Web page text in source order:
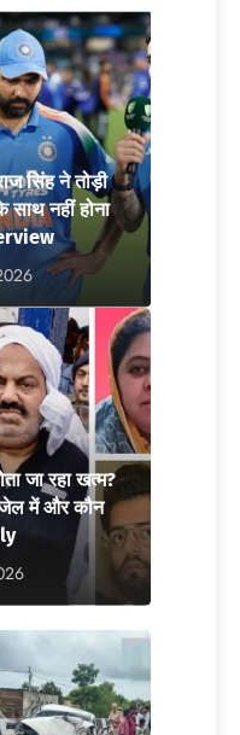
सिंह ने तोड़ी
साथ नहीं होना
जा रहा खत्म?
जेल में और कौन